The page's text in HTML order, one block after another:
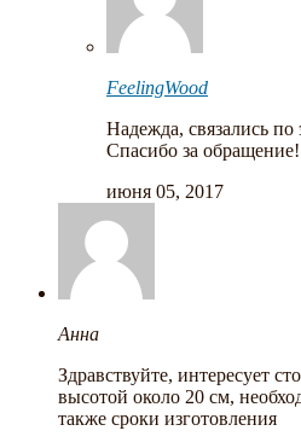
FeelingWood
Надежда, связались по
Спасибо за обращение!
июня 05, 2017
Анна
Здравствуйте, интересует
высотой около 20 см,
также сроки изготовления